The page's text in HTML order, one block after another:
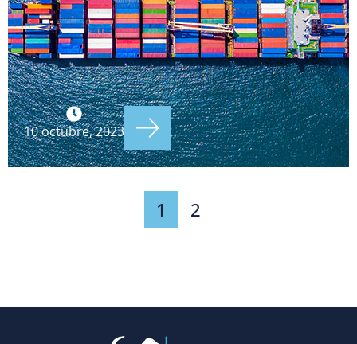
10 octubre, 2023
1 2